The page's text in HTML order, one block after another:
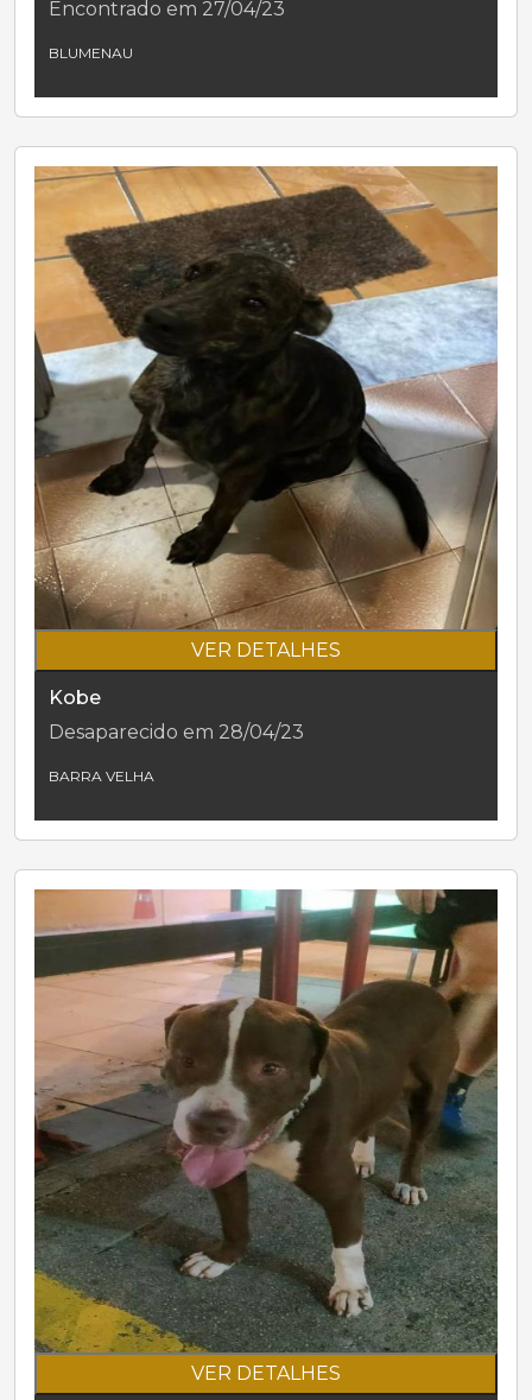
Encontrado em 27/04/23
BLUMENAU
VER DETALHES
Kobe
Desaparecido em 28/04/23
BARRA VELHA
VER DETALHES